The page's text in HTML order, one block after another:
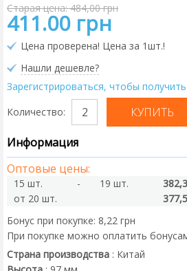
Старая цена: 484,00 грн
411.00 грн
Цена проверена! Цена за 1шт.!
Нашли дешевле?
Зарегистрироваться, чтобы получить
Количество:
Информация
Оптовые цены:
15 шт. - 19 шт.
от 20 шт.
Бонус при покупке: 8,22 грн
При покупке можно оплатить
Страна производства : Китай